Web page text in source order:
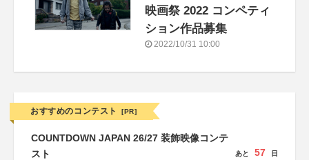
映画祭 2022 コンペティ
ション作品募集
2022/10/31 10:00
おすすめのコンテスト [PR]
COUNTDOWN JAPAN 26/27 装飾映像コンテ
スト
あと 57 日